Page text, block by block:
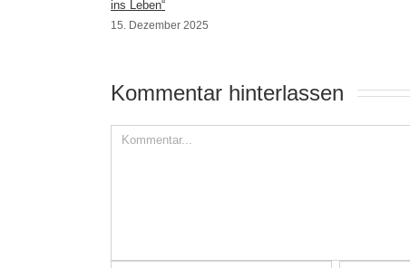
ins Leben“
15. Dezember 2025
Kommentar hinterlassen